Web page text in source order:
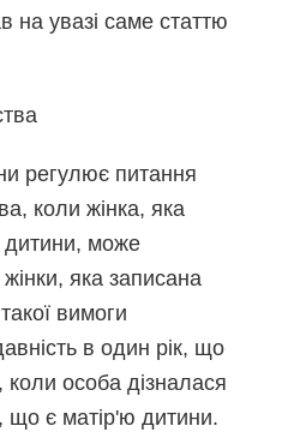
на увазі саме статтю
регулює питання
коли жінка, яка
дитини, може
яка записана
вимоги
в один рік, що
коли особа дізналася
що є матір'ю дитини.